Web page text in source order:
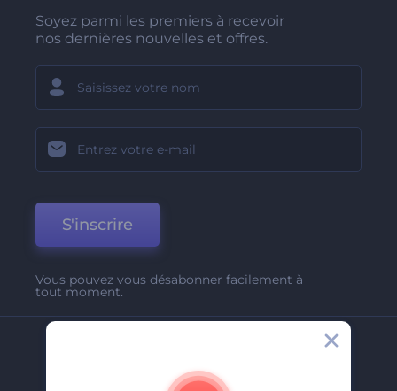
Soyez parmi les premiers à recevoir
nos dernières nouvelles et offres.
S'inscrire
Vous pouvez vous désabonner facilement à
tout moment.
A Propos De Nous